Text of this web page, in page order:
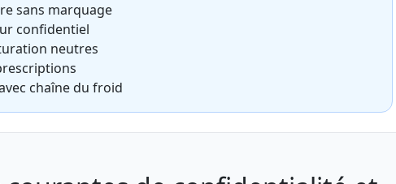
sans marquage
confidentiel
neutres
chaîne du froid